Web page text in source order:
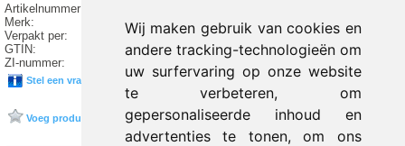
Wij maken gebruik van cookies en
andere tracking-technologieën om
uw surfervaring op onze website
te verbeteren, om
gepersonaliseerde inhoud en
advertenties te tonen, om ons
Artikelnummer:
Merk:
Verpakt per:
GTIN:
ZI-nummer:
KLEENEX
5029053563909
Stel een vraag over dit product
Voeg product toe aan favorieten